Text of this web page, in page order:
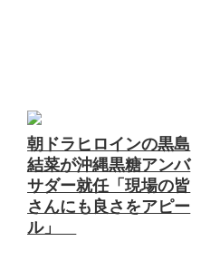
朝ドラヒロインの黒島
結菜が沖縄黒糖アンバ
サダー就任「現場の皆
さんにも良さをアピー
ル」